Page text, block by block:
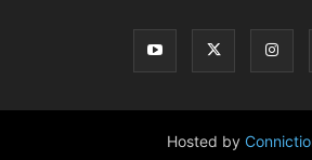
Hosted by